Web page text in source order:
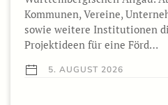
Kommunen, Vereine,
sowie weitere Institutionen
Projektideen für eine Förd…
5. AUGUST 2026